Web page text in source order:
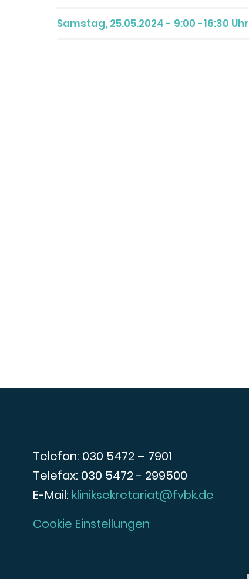
Samstag, 25.05.2024 - 9:00 -16:30 Uhr
Telefon: 030 5472 – 7901
Telefax: 030 5472 - 299500
E-Mail: kliniksekretariat@fvbk.de
Cookie Einstellungen